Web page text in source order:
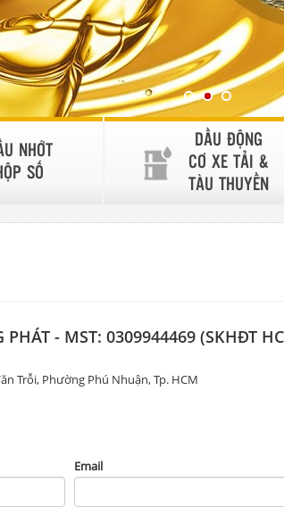
NHỚT
SỐ
DẦU ĐỘNG
CƠ XE TẢI &
TÀU THUYỀN
PHÁT - MST: 0309944469 (SKHĐT
Trỗi, Phường Phú Nhuận, Tp. HCM
Email